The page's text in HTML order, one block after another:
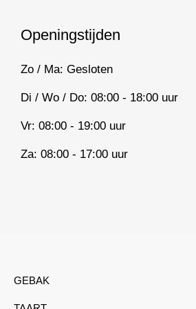
o
k
g
a
m
Openingstijden
Zo / Ma: Gesloten
Di / Wo / Do: 08:00 - 18:00 uur
Vr: 08:00 - 19:00 uur
Za: 08:00 - 17:00 uur
GEBAK